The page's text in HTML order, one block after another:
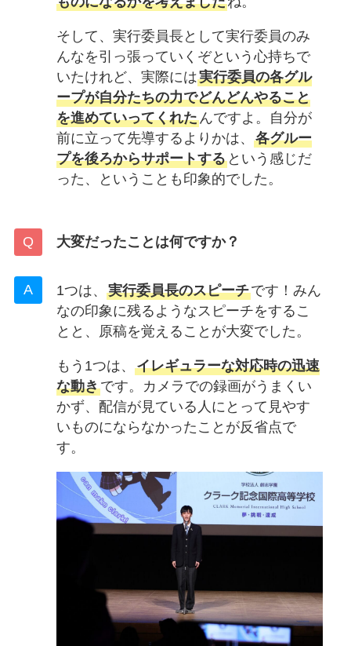
そして、実行委員長として実行委員のみ
んなを引っ張っていくぞという心持ちで
いたけれど、実際には実行委員の各グル
ープが自分たちの力でどんどんやること
を進めていってくれたんですよ。自分が
前に立って先導するよりかは、 各グルー
プを後ろからサポートするという感じだ
った、ということも印象的でした。
大変だったことは何ですか？
1つは、 実行委員長のスピーチです！みん
なの印象に残るようなスピーチをするこ
とと、原稿を覚えることが大変でした。
もう1つは、 イレギュラーな対応時の迅速
な動きです。カメラでの録画がうまくい
かず、配信が見ている人にとって見やす
いものにならなかったことが反省点で
す。